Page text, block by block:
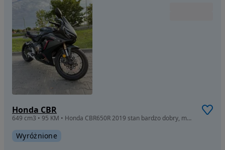
Honda CBR
649 cm3 • 95 KM • Honda CBR650R 2019 stan bardzo dobry, mały przebieg, FV
Wyróżnione